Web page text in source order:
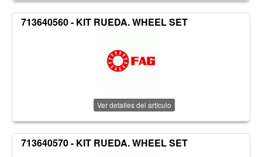
713640560 - KIT RUEDA. WHEEL SET
Ver detalles del artículo
713640570 - KIT RUEDA. WHEEL SET